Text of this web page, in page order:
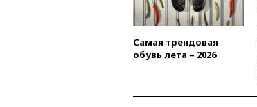
Самая трендовая
обувь лета – 2026